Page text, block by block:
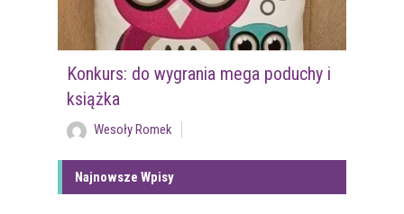
Konkurs: do wygrania mega poduchy i
książka
Wesoły Romek
Najnowsze Wpisy